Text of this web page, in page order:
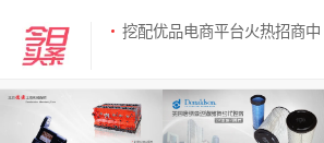
挖配优品电商平台火热招商中
挖配优品电商平台火热招商中